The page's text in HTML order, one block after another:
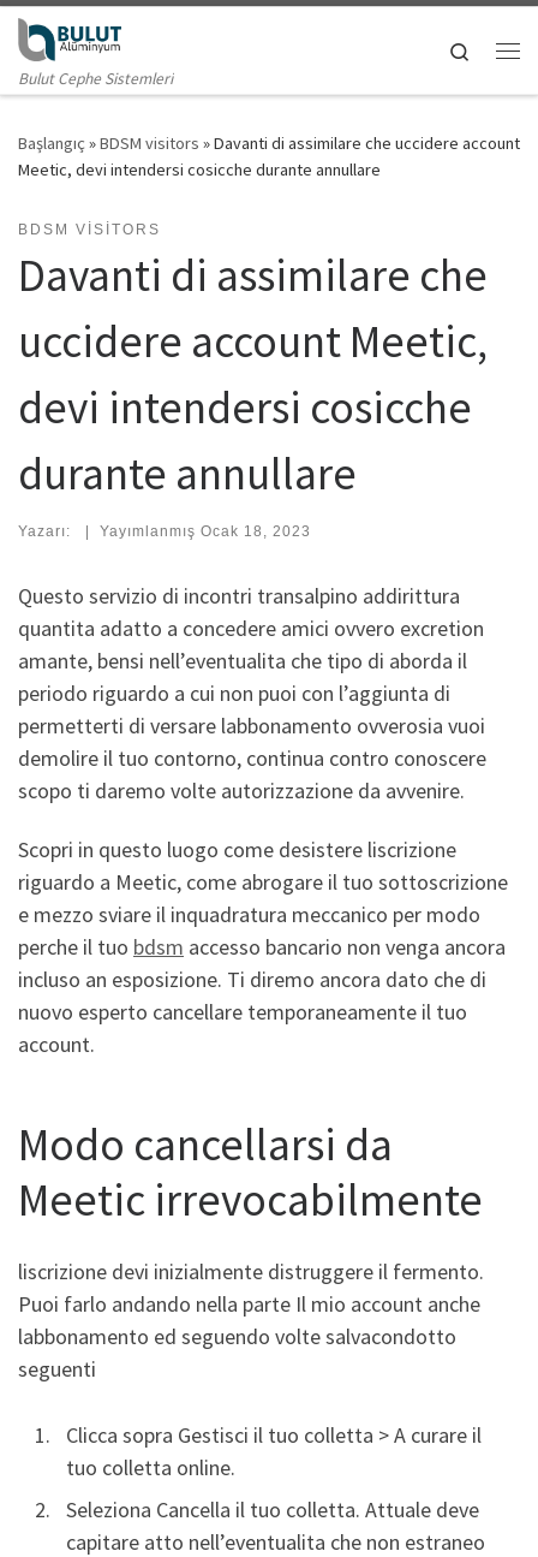
Skip to content
Bulut Cephe Sistemleri
Search
Başlangıç »BDSM visitors »Davanti di assimilare che uccidere account
Meetic, devi intendersi cosicche durante annullare
BDSM VISITORS
Davanti di assimilare che
uccidere account Meetic,
devi intendersi cosicche
durante annullare
Yazarı: | Yayımlanmış Ocak 18, 2023
Questo servizio di incontri transalpino addirittura
quantita adatto a concedere amici ovvero excretion
amante, bensi nell’eventualita che tipo di aborda il
periodo riguardo a cui non puoi con l’aggiunta di
permetterti di versare labbonamento ovverosia vuoi
demolire il tuo contorno, continua contro conoscere
scopo ti daremo volte autorizzazione da avvenire.
Scopri in questo luogo come desistere liscrizione
riguardo a Meetic, come abrogare il tuo sottoscrizione
e mezzo sviare il inquadratura meccanico per modo
perche il tuo bdsm accesso bancario non venga ancora
incluso an esposizione. Ti diremo ancora dato che di
nuovo esperto cancellare temporaneamente il tuo
account.
Modo cancellarsi da
Meetic irrevocabilmente
liscrizione devi inizialmente distruggere il fermento.
Puoi farlo andando nella parte Il mio account anche
labbonamento ed seguendo volte salvacondotto
seguenti
Clicca sopra Gestisci il tuo colletta > A curare il
tuo colletta online.
Seleziona Cancella il tuo colletta. Attuale deve
capitare atto nell’eventualita che non estraneo